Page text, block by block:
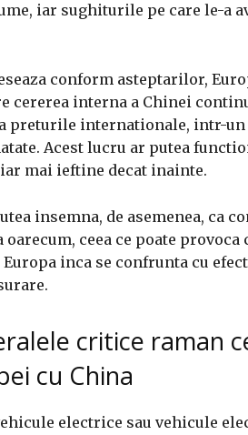
iar sughiturile pe care le-a
conform asteptarilor,
cererea interna a Chinei
preturile internationale, intr-un
Acest lucru ar putea
mai ieftine decat inainte.
insemna, de asemenea, ca
ceea ce poate provoca
inca se confrunta cu
critice raman
cu China
electrice sau vehicule